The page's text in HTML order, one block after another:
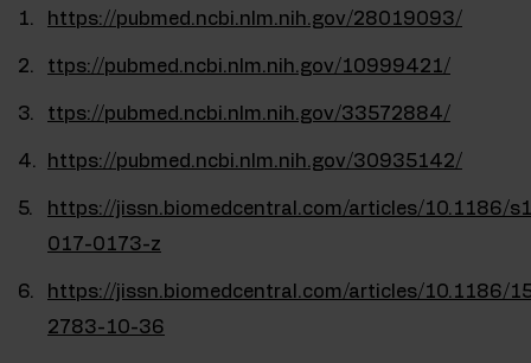
https://pubmed.ncbi.nlm.nih.gov/28019093/
ttps://pubmed.ncbi.nlm.nih.gov/10999421/
ttps://pubmed.ncbi.nlm.nih.gov/33572884/
https://pubmed.ncbi.nlm.nih.gov/30935142/
https://jissn.biomedcentral.com/articles/10.1186/
017-0173-z
https://jissn.biomedcentral.com/articles/10.1186/
2783-10-36